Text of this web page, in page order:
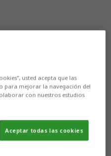
usted acepta que las
para mejorar la navegación del
con nuestros estudios
Aceptar todas las cookies